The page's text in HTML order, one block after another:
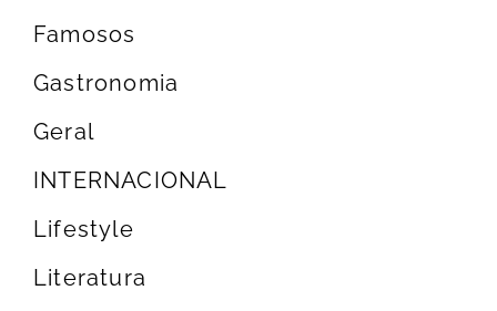
Famosos
Gastronomia
Geral
INTERNACIONAL
Lifestyle
Literatura